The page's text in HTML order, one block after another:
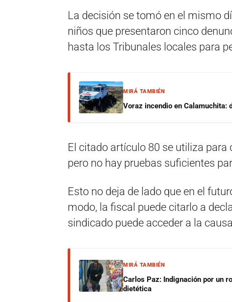
La decisión se tomó en el mismo
niños que presentaron cinco
hasta los Tribunales locales para
MIRÁ TAMBIÉN
Voraz incendio en Calamuchita:
El citado artículo 80 se utiliza
pero no hay pruebas suficientes
Esto no deja de lado que en el
modo, la fiscal puede citarlo a
sindicado puede acceder a la
MIRÁ TAMBIÉN
Carlos Paz: Indignación por un
dietética